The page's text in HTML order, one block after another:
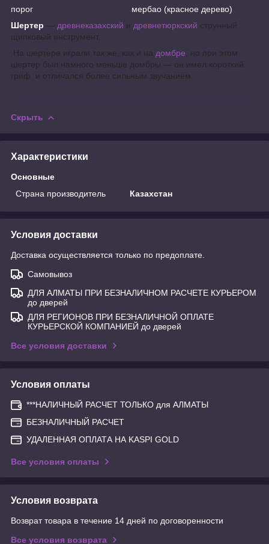
порог мербао (красное дерево)
Шертер — древнеказахский и древнетюркский струнный
щипковый инструмент.
На шертере играли так же, как и на домбре , но при этом
шертер был намного меньше домбры — он имел короткий
гриф и отличался более сильным звучанием.
Скрыть
Характеристики
Основные
Страна производитель
Казахстан
Условия доставки
Доставка осуществляется только по предоплате.
Самовывоз
ДЛЯ АЛМАТЫ ПРИ БЕЗНАЛИЧНОМ РАСЧЕТЕ КУРЬЕРОМ
до дверей
ДЛЯ РЕГИОНОВ ПРИ БЕЗНАЛИЧНОЙ ОПЛАТЕ
КУРЬЕРСКОЙ КОМПАНИЕЙ до дверей
Все условия доставки
Условия оплаты
***НАЛИЧНЫЙ РАСЧЕТ ТОЛЬКО для АЛМАТЫ
БЕЗНАЛИЧНЫЙ РАСЧЕТ
УДАЛЕННАЯ ОПЛАТА НА KASPI GOLD
Все условия оплаты
Условия возврата
Возврат товара в течение 14 дней по договоренности
Все условия возврата